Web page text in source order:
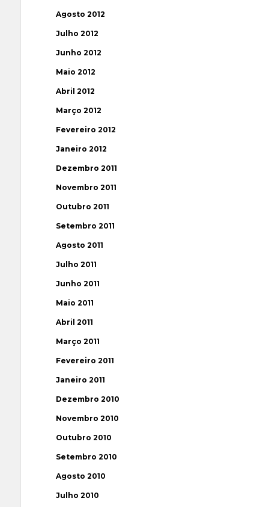
Agosto 2012
Julho 2012
Junho 2012
Maio 2012
Abril 2012
Março 2012
Fevereiro 2012
Janeiro 2012
Dezembro 2011
Novembro 2011
Outubro 2011
Setembro 2011
Agosto 2011
Julho 2011
Junho 2011
Maio 2011
Abril 2011
Março 2011
Fevereiro 2011
Janeiro 2011
Dezembro 2010
Novembro 2010
Outubro 2010
Setembro 2010
Agosto 2010
Julho 2010